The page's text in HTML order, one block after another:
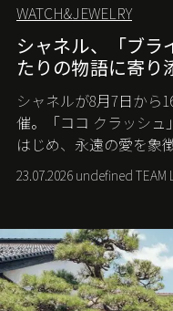
WATCH&JEWELRY
シャネル、「ブラ
たりの物語に寄り
シャネルが8月7日から
催。「ココ クラッシュ
はじめ、永遠の愛を象
23.07.2026 undefined TEAM